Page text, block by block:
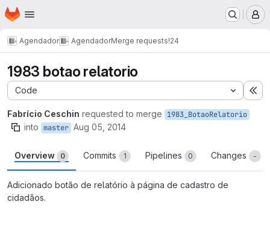
Skip to main content
Homepage
Agendador AgendadorMerge requests!24
1983 botao relatorio
Code
Fabrício Ceschin requested to merge 1983_BotaoRelatorio
into master Aug 05, 2014
Overview 0 Commits 1 Pipelines 0 Changes -
Adicionado botão de relatório à página de cadastro de
cidadãos.